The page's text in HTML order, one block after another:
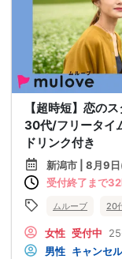
【超時短】恋の
30代/フリータイ
ドリンク付き
新潟市 | 8月9
受付終了まで
ムルーブ 20
女性 受付中
男性 キャンセ